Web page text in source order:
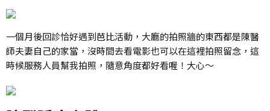
一個月後回診恰好遇到芭比活動，大廳的拍照牆的東西都是陳醫
師夫妻自己的家當，沒時間去看電影也可以在這裡拍照留念，這
時候服務人員幫我拍照，隨意角度都好看喔！大心～